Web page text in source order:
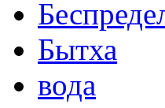
Бытха
вода